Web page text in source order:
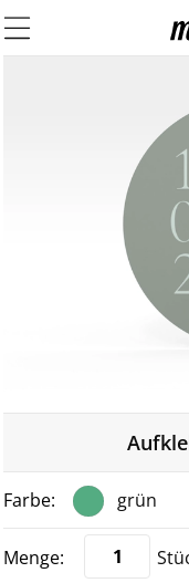
grün